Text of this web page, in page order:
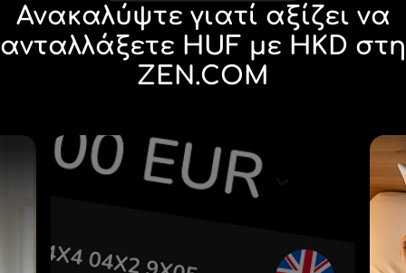
Ανακαλύψτε γιατί αξίζει να
ανταλλάξετε HUF με HKD στη
ZEN.COM
28 ΝΟΜΊΣΜΑΤΑ ΥΠΌ
ΣΕ ΜΙΑ ΒΟΛΙΚΉ